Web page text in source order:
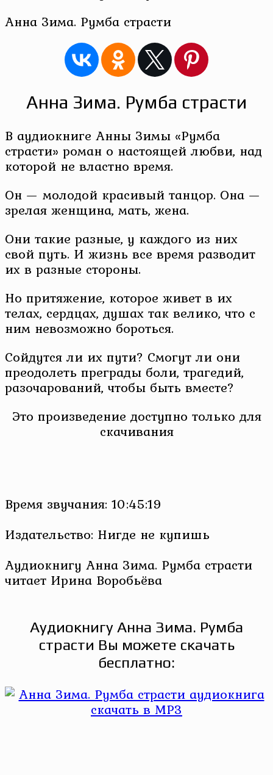
Анна Зима. Румба страсти
Анна Зима. Румба страсти
В аудиокниге Анны Зимы «Румба
страсти» роман о настоящей любви, над
которой не властно время.
Он — молодой красивый танцор. Она —
зрелая женщина, мать, жена.
Они такие разные, у каждого из них
свой путь. И жизнь все время разводит
их в разные стороны.
Но притяжение, которое живет в их
телах, сердцах, душах так велико, что с
ним невозможно бороться.
Сойдутся ли их пути? Смогут ли они
преодолеть преграды боли, трагедий,
разочарований, чтобы быть вместе?
Это произведение доступно только для
скачивания
Время звучания: 10:45:19
Издательство: Нигде не купишь
Аудиокнигу Анна Зима. Румба страсти
читает Ирина Воробьёва
Аудиокнигу Анна Зима. Румба
страсти Вы можете скачать
бесплатно: